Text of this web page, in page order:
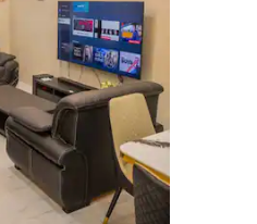
56 commentaires : 4,57 sur 5